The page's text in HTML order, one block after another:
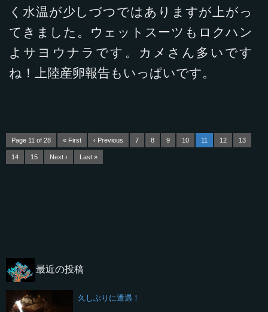
く水温が少しづつではありますが上がっ
てきました。ウェットスーツもロクハン
よサヨウナラです。カメさん多いです
ね！上陸産卵報告もいっぱいです。
Page 11 of 28 « First ‹ Previous 7 8 9 10 11 12 13
14 15 Next › Last »
最近の投稿
久しぶりに遭遇！